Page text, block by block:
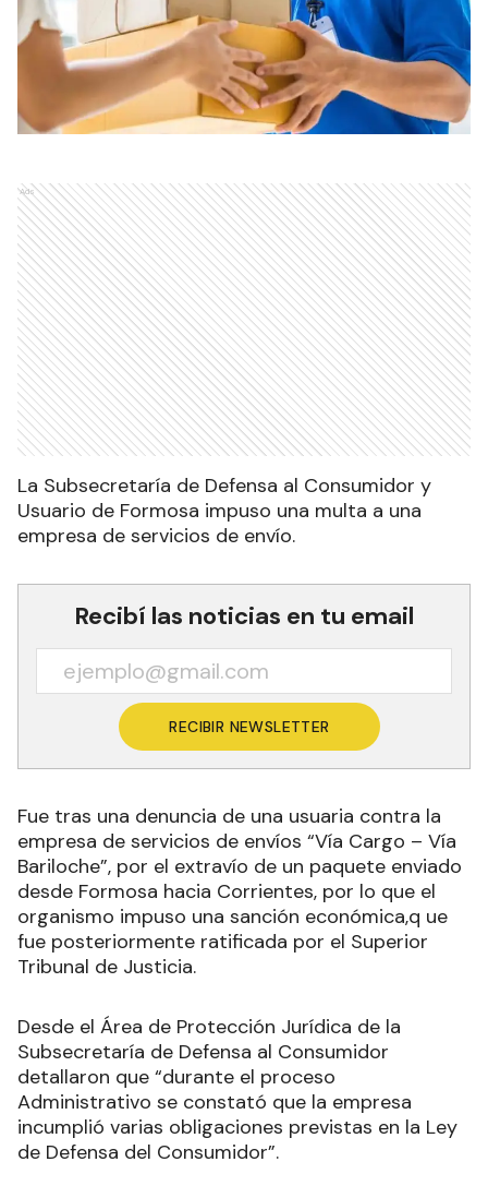
Ads
La Subsecretaría de Defensa al Consumidor y
Usuario de Formosa impuso una multa a una
empresa de servicios de envío.
Recibí las noticias en tu email
RECIBIR NEWSLETTER
Fue tras una denuncia de una usuaria contra la
empresa de servicios de envíos “Vía Cargo – Vía
Bariloche”, por el extravío de un paquete enviado
desde Formosa hacia Corrientes, por lo que el
organismo impuso una sanción económica,q ue
fue posteriormente ratificada por el Superior
Tribunal de Justicia.
Desde el Área de Protección Jurídica de la
Subsecretaría de Defensa al Consumidor
detallaron que “durante el proceso
Administrativo se constató que la empresa
incumplió varias obligaciones previstas en la Ley
de Defensa del Consumidor”.